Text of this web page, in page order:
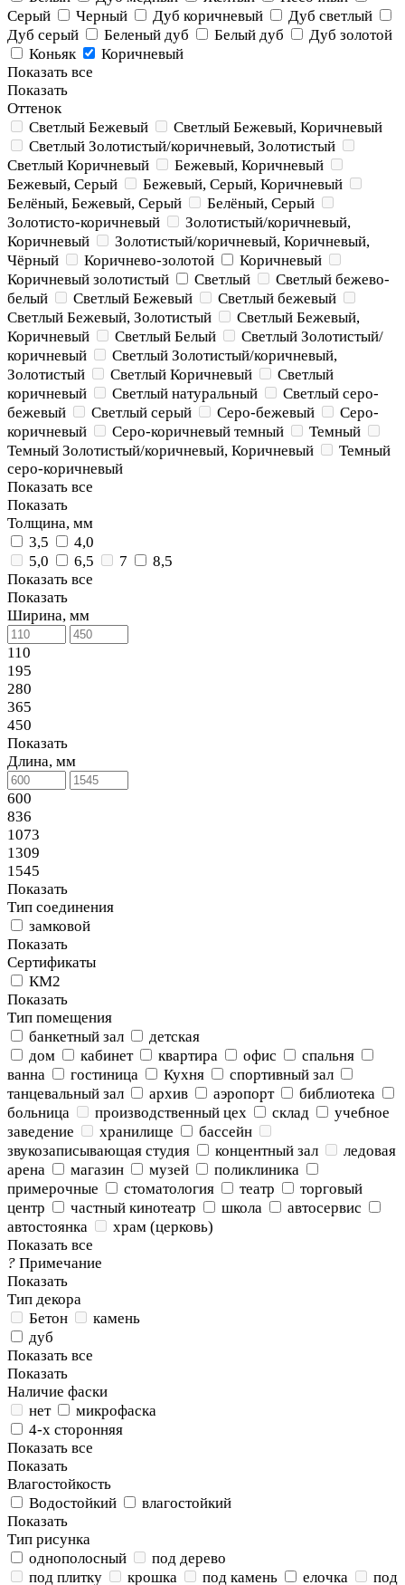
Серый
Черный Дуб коричневый
Дуб светлый
Дуб серый
Беленый дуб Белый дуб
Дуб золотой
Коньяк
Коричневый
Показать все
Показать
Оттенок
Светлый Бежевый
Светлый Бежевый, Коричневый
Светлый Золотистый/коричневый, Золотистый
Светлый Коричневый
Бежевый, Коричневый
Бежевый, Серый
Бежевый, Серый, Коричневый
Белёный, Бежевый, Серый
Белёный, Серый
Золотисто-коричневый
Золотистый/коричневый,
Коричневый
Золотистый/коричневый, Коричневый,
Чёрный
Коричнево-золотой
Коричневый
Коричневый золотистый
Светлый
Светлый бежево-
белый
Светлый Бежевый
Светлый бежевый
Светлый Бежевый, Золотистый
Светлый Бежевый,
Коричневый
Светлый Белый
Светлый Золотистый/
коричневый
Светлый Золотистый/коричневый,
Золотистый
Светлый Коричневый
Светлый
коричневый
Светлый натуральный
Светлый серо-
бежевый
Светлый серый Серо-бежевый
Серо-
коричневый
Серо-коричневый темный
Темный
Темный Золотистый/коричневый, Коричневый
Темный
серо-коричневый
Показать все
Показать
Толщина, мм
3,5
4,0
5,0
6,5 7
8,5
Показать все
Показать
Ширина, мм
110
195
280
365
450
Показать
Длина, мм
600
836
1073
1309
1545
Показать
Тип соединения
замковой
Показать
Сертификаты
КМ2
Показать
Тип помещения
банкетный зал
детская
дом
кабинет квартира офис
спальня
ванна
гостиница Кухня
спортивный зал
танцевальный зал
архив аэропорт
библиотека
больница
производственный цех склад
учебное
заведение
хранилище
бассейн
звукозаписывающая студия
концентный зал
ледовая
арена
магазин музей
поликлиника
примерочные
стоматология театр
торговый
центр
частный кинотеатр школа
автосервис
автостоянка
храм (церковь)
Показать все
? Примечание
Показать
Тип декора
Бетон
камень
дуб
Показать все
Показать
Наличие фаски
нет
микрофаска
4-х сторонняя
Показать все
Показать
Влагостойкость
Водостойкий
влагостойкий
Показать
Тип рисунка
однополосный
под дерево
под плитку
крошка под камень елочка под